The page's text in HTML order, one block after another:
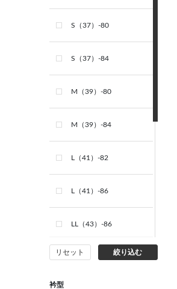
S（37）-80
S（37）-84
M（39）-80
M（39）-84
L（41）-82
L（41）-86
LL（43）-86
3L（45）-86
リセット 絞り込む
衿型